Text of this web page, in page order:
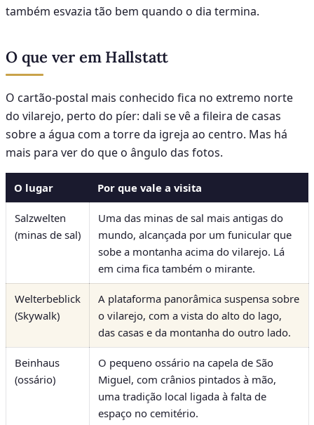
também esvazia tão bem quando o dia termina.
O que ver em Hallstatt
O cartão-postal mais conhecido fica no extremo norte
do vilarejo, perto do píer: dali se vê a fileira de casas
sobre a água com a torre da igreja ao centro. Mas há
mais para ver do que o ângulo das fotos.
O lugar Por que vale a visita
Salzwelten
(minas de sal)
Uma das minas de sal mais antigas do
mundo, alcançada por um funicular que
sobe a montanha acima do vilarejo. Lá
em cima fica também o mirante.
Welterbeblick
(Skywalk)
A plataforma panorâmica suspensa sobre
o vilarejo, com a vista do alto do lago,
das casas e da montanha do outro lado.
Beinhaus
(ossário)
O pequeno ossário na capela de São
Miguel, com crânios pintados à mão,
uma tradição local ligada à falta de
espaço no cemitério.